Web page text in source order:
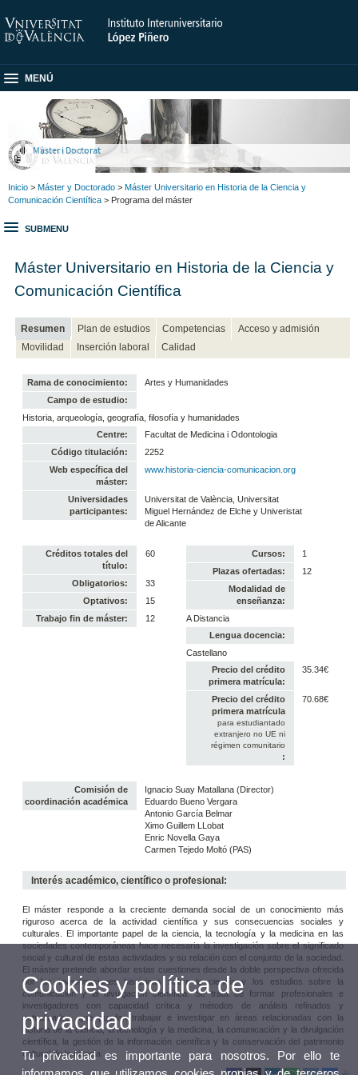
MENÚ
Màster i Doctorat
Inicio > Máster y Doctorado > Máster Universitario en Historia de la Ciencia y
Comunicación Científica > Programa del máster
SUBMENU
Máster Universitario en Historia de la Ciencia y
Comunicación Científica
Resumen Plan de estudios Competencias
Acceso y admisión
Movilidad
Inserción laboral Calidad
Rama de conocimiento:
Artes y Humanidades
Campo de estudio:
Historia, arqueología, geografía, filosofía y humanidades
Centre:
Facultat de Medicina i Odontologia
Código titulación:
2252
Web específica del
máster:
www.historia-ciencia-comunicacion.org
Universidades
participantes:
Universitat de València, Universitat
Miguel Hernández de Elche y Univeristat
de Alicante
Créditos totales del
título:
60
Obligatorios:
33
Optativos:
15
Trabajo fin de máster:
12
Cursos:
1
Plazas ofertadas:
12
Modalidad de
enseñanza:
A Distancia
Lengua docencia:
Castellano
Precio del crédito
primera matrícula:
35.34€
Precio del crédito
primera matrícula
para estudiantado
extranjero no UE ni
régimen comunitario
:
70.68€
Comisión de
coordinación académica
Ignacio Suay Matallana (Director)
Eduardo Bueno Vergara
Antonio García Belmar
Ximo Guillem LLobat
Enric Novella Gaya
Carmen Tejedo Moltó (PAS)
Interés académico, científico o profesional:
El máster responde a la creciente demanda social de un conocimiento más
riguroso acerca de la actividad científica y sus consecuencias sociales y
culturales. El importante papel de la ciencia, la tecnología y la medicina en las
sociedades contemporáneas hace necesaria la investigación sobre el significado
social y cultural de estas actividades y su relación con el conjunto de la sociedad.
El máster pretende abordar estas cuestiones desde la doble perspectiva ofrecida
por las investigaciones históricas sobre la ciencia y los estudios sobre la
comunicación y la divulgación científica. Se trata de formar profesionales e
investigadores con capacidad crítica y métodos de análisis refinados y
actualizados, que puedan trabajar e investigar en áreas relacionadas con la
historia de la ciencia, la tecnología y la medicina, la comunicación y la divulgación
científica, la gestión de la información científica y la conservación del patrimonio
cultural de la ciencia
Cookies y política de
privacidad
Tu privacidad es importante para nosotros. Por ello te